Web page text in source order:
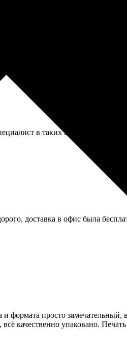
в таких вещах.
доставка в офис была
формата просто
качественно упаковано.